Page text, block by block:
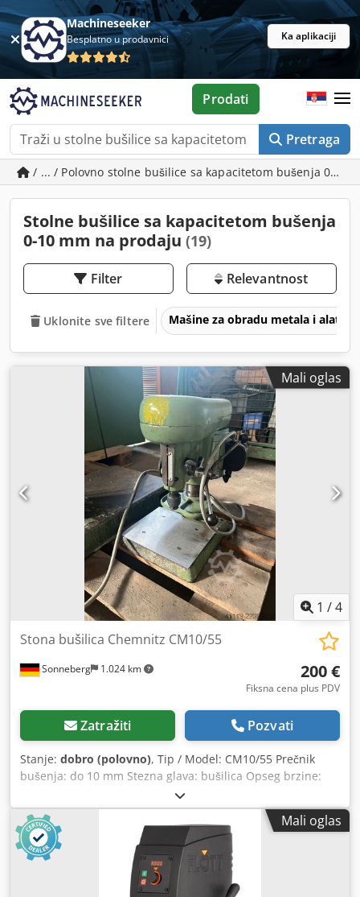
Machineseeker
Besplatno u prodavnici Ka aplikaciji
Pretraga
Prodati
/ ... / Polovno stolne bušilice sa kapacitetom bušenja 0-10
Stolne bušilice sa kapacitetom bušenja
0-10 mm na prodaju (19)
Filter Relevantnost
Uklonite sve filtere Mašine za obradu metala i alatne
Mali oglas
1 /4
Sonneberg 1.024 km
Stona bušilica Chemnitz CM10/55
200 €
Fiksna cena plus PDV
Zatražiti Pozvati
Stanje: dobro (polovno), Tip / Model: CM10/55 Prečnik
bušenja: do 10 mm Stezna glava: bušilica Opseg brzine:
460 do 2.190 o/min (?) Hod: 100 mm Radijalni doseg: 220
mm Stol: 275 x 220 mm Ukupna priključna snaga: 0,4 kW
Dodatna oprema/komponente: stezna glava Stanje: dobro
Težina: 125 kg Dimenzije: 330 x 750 x 660 mm
Dcjdjznrnyopfx Af Rok
Mali oglas